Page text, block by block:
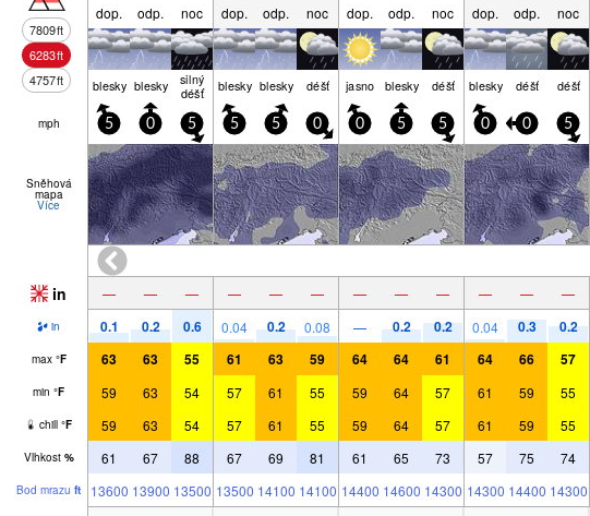
7809ft
6283ft
4757ft
dop. odp. noc dop. odp. noc dop. odp. noc dop. odp. noc
blesky blesky silný
déšť blesky blesky déšť jasno blesky déšť blesky déšť déšť
mph 5 0 5 5 5 0 0 5 5 0 0 5
Sněhová
mapa
Více
in — — — — — — — — — — — —
in 0.1 0.2 0.6 0.04 0.2 0.08 — 0.2 0.2 0.04 0.3 0.2
max °F 63 63 55 61 63 59 64 64 61 64 66 57
min °F 59 63 54 57 61 55 59 64 57 61 59 55
chill °F 59 63 54 57 61 55 59 64 57 61 59 55
Vlhkost % 61 67 88 67 69 81 61 65 73 57 75 74
Bod mrazu ft 13600 13900 13500 13500 14100 14100 14400 14600 14300 14300 14400 14300